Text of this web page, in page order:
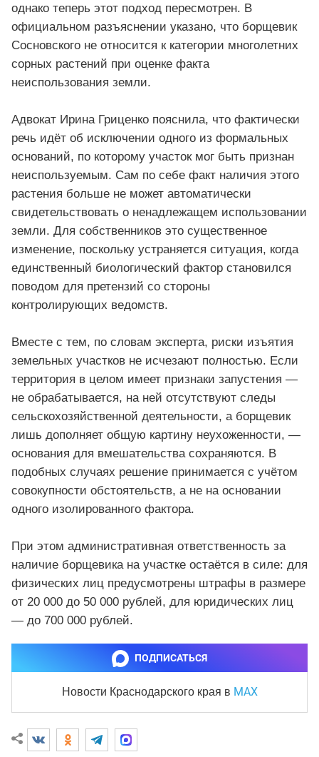
однако теперь этот подход пересмотрен. В
официальном разъяснении указано, что борщевик
Сосновского не относится к категории многолетних
сорных растений при оценке факта
неиспользования земли.
Адвокат Ирина Гриценко пояснила, что фактически
речь идёт об исключении одного из формальных
оснований, по которому участок мог быть признан
неиспользуемым. Сам по себе факт наличия этого
растения больше не может автоматически
свидетельствовать о ненадлежащем использовании
земли. Для собственников это существенное
изменение, поскольку устраняется ситуация, когда
единственный биологический фактор становился
поводом для претензий со стороны
контролирующих ведомств.
Вместе с тем, по словам эксперта, риски изъятия
земельных участков не исчезают полностью. Если
территория в целом имеет признаки запустения —
не обрабатывается, на ней отсутствуют следы
сельскохозяйственной деятельности, а борщевик
лишь дополняет общую картину неухоженности, —
основания для вмешательства сохраняются. В
подобных случаях решение принимается с учётом
совокупности обстоятельств, а не на основании
одного изолированного фактора.
При этом административная ответственность за
наличие борщевика на участке остаётся в силе: для
физических лиц предусмотрены штрафы в размере
от 20 000 до 50 000 рублей, для юридических лиц
— до 700 000 рублей.
ПОДПИСАТЬСЯ
Новости Краснодарского края в MAX